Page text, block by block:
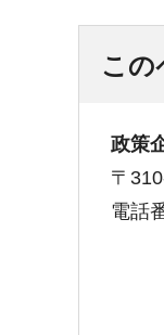
この
政策
〒
電話